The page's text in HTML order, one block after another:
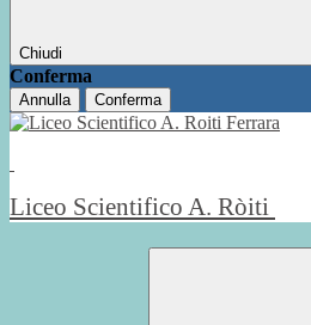
Chiudi
Conferma
Annulla Conferma
Liceo Scientifico A. Ròiti